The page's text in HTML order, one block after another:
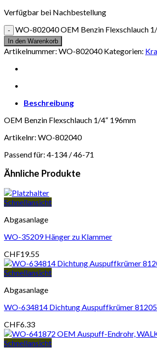
Verfügbar bei Nachbestellung
WO-802040 OEM Benzin Flexschlauch
In den Warenkorb
Artikelnummer: WO-802040 Kategorien:
Beschreibung
OEM Benzin Flexschlauch 1/4“ 196mm
Artikelnr: WO-802040
Passend für: 4-134 / 46-71
Ähnliche Produkte
Schnellansicht
Abgasanlage
WO-35209 Hänger zu Klammer
CHF19.55
Schnellansicht
Abgasanlage
WO-634814 Dichtung Auspuffkrümer
CHF6.33
Schnellansicht